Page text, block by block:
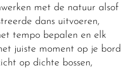
met de natuur alsof
dans uitvoeren,
tempo bepalen en elk
juiste moment op je bord
op dichte bossen,